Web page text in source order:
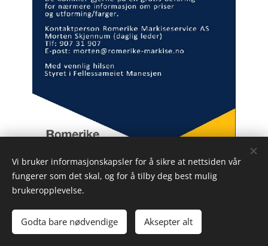
Bilder levert avPexels
Informasjonskapsler
Vi bruker informasjonskapsler for å sikre at nettsiden vår
fungerer som det skal, og for å tilby deg best mulig
brukeropplevelse.
Godta bare nødvendige Aksepter alt